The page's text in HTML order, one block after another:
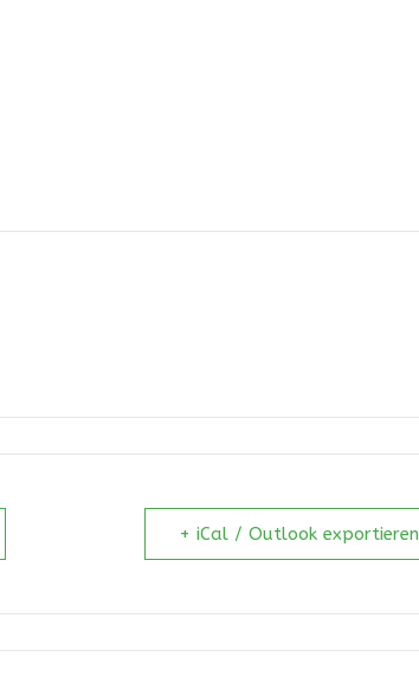
+ iCal / Outlook exportieren